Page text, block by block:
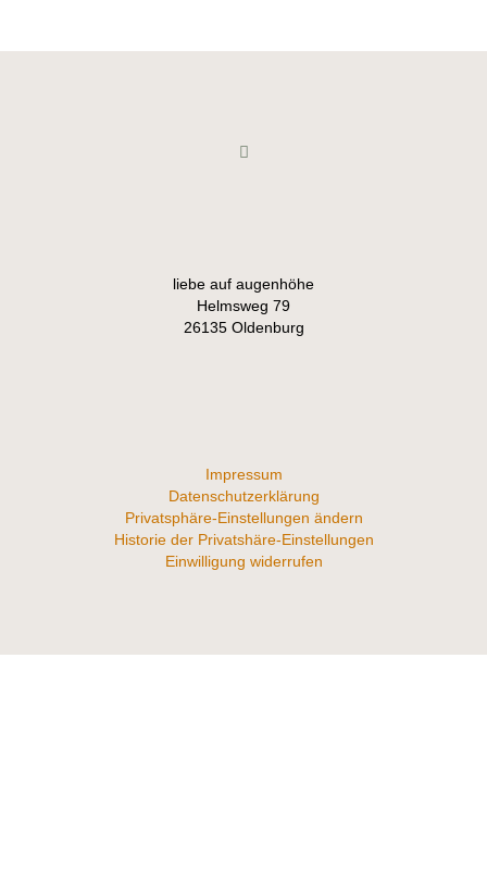
liebe auf augenhöhe
Helmsweg 79
26135 Oldenburg
Impressum
Datenschutzerklärung
Privatsphäre-Einstellungen ändern
Historie der Privatshäre-Einstellungen
Einwilligung widerrufen